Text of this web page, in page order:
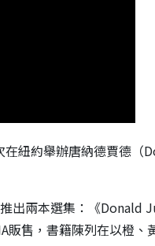
紐約舉辦唐納德賈德（
出兩本選集：《Donald
售，書籍陳列在以橙、